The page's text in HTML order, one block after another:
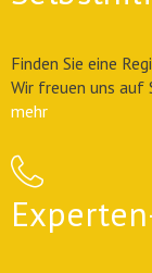
Finden Sie eine
Wir freuen uns auf
mehr